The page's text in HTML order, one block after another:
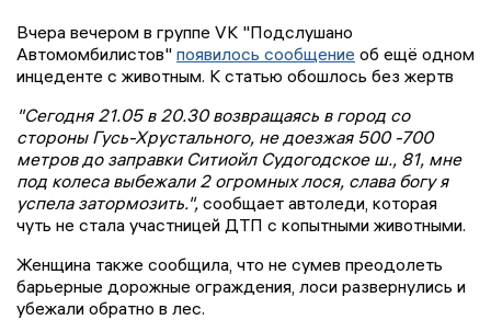
Вчера вечером в группе VK "Подслушано
Автомомбилистов" появилось сообщение об ещё одном
инцеденте с животным. К статью обошлось без жертв
"Сегодня 21.05 в 20.30 возвращаясь в город со
стороны Гусь-Хрустального, не доезжая 500 -700
метров до заправки Ситиойл Судогодское ш., 81, мне
под колеса выбежали 2 огромных лося, слава богу я
успела затормозить.", сообщает автоледи, которая
чуть не стала участницей ДТП с копытными животными.
Женщина также сообщила, что не сумев преодолеть
барьерные дорожные ограждения, лоси развернулись и
убежали обратно в лес.